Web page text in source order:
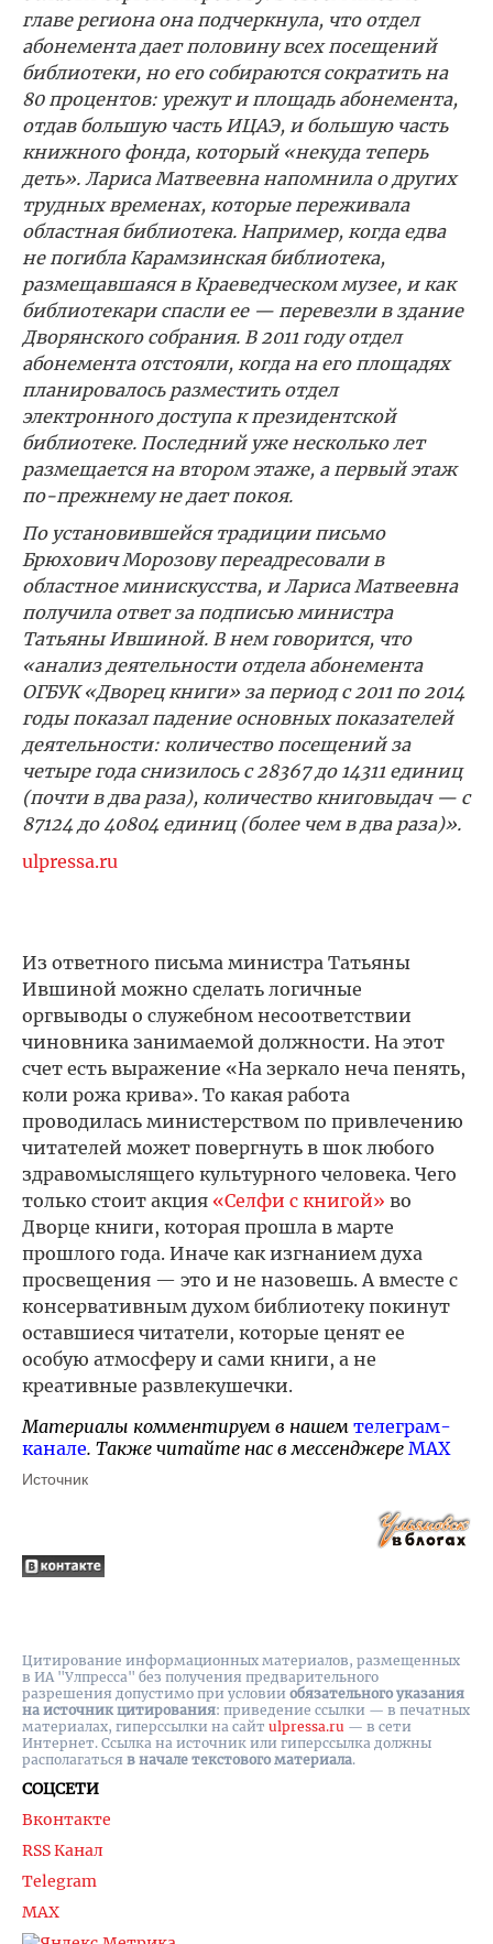
главе региона она подчеркнула, что отдел
абонемента дает половину всех посещений
библиотеки, но его собираются сократить на
80 процентов: урежут и площадь абонемента,
отдав большую часть ИЦАЭ, и большую часть
книжного фонда, который «некуда теперь
деть». Лариса Матвеевна напомнила о других
трудных временах, которые переживала
областная библиотека. Например, когда едва
не погибла Карамзинская библиотека,
размещавшаяся в Краеведческом музее, и как
библиотекари спасли ее — перевезли в здание
Дворянского собрания. В 2011 году отдел
абонемента отстояли, когда на его площадях
планировалось разместить отдел
электронного доступа к президентской
библиотеке. Последний уже несколько лет
размещается на втором этаже, а первый этаж
по-прежнему не дает покоя.
По установившейся традиции письмо
Брюхович Морозову переадресовали в
областное минискусства, и Лариса Матвеевна
получила ответ за подписью министра
Татьяны Ившиной. В нем говорится, что
«анализ деятельности отдела абонемента
ОГБУК «Дворец книги» за период с 2011 по 2014
годы показал падение основных показателей
деятельности: количество посещений за
четыре года снизилось с 28367 до 14311 единиц
(почти в два раза), количество книговыдач — с
87124 до 40804 единиц (более чем в два раза)».
ulpressa.ru
Из ответного письма министра Татьяны
Ившиной можно сделать логичные
оргвыводы о служебном несоответствии
чиновника занимаемой должности. На этот
счет есть выражение «На зеркало неча пенять,
коли рожа крива». То какая работа
проводилась министерством по привлечению
читателей может повергнуть в шок любого
здравомыслящего культурного человека. Чего
только стоит акция «Селфи с книгой» во
Дворце книги, которая прошла в марте
прошлого года. Иначе как изгнанием духа
просвещения — это и не назовешь. А вместе с
консервативным духом библиотеку покинут
оставшиеся читатели, которые ценят ее
особую атмосферу и сами книги, а не
креативные развлекушечки.
Материалы комментируем в нашем телеграм-
канале. Также читайте нас в мессенджере MAX
Источник
СОЦСЕТИ
Вконтакте
RSS Канал
Telegram
MAX
Цитирование информационных материалов, размещенных
в ИА "Улпресса" без получения предварительного
разрешения допустимо при условии обязательного указания
на источник цитирования: приведение ссылки — в печатных
материалах, гиперссылки на cайт ulpressa.ru — в сети
Интернет. Ссылка на источник или гиперссылка должны
располагаться в начале текстового материала.